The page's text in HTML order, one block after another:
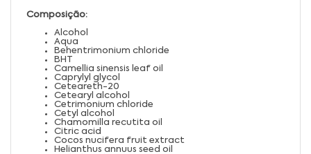
Composição:
Alcohol
Aqua
Behentrimonium chloride
BHT
Camellia sinensis leaf oil
Caprylyl glycol
Ceteareth-20
Cetearyl alcohol
Cetrimonium chloride
Cetyl alcohol
Chamomilla recutita oil
Citric acid
Cocos nucifera fruit extract
Helianthus annuus seed oil